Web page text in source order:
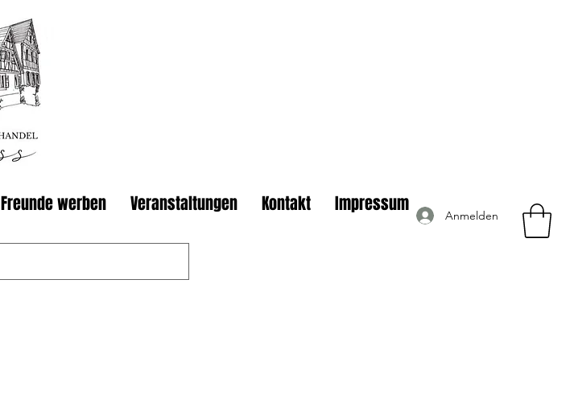
Freunde werben Veranstaltungen Kontakt Impressum Anmelden